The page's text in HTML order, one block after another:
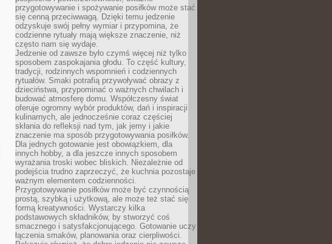
przygotowywanie i spożywanie posiłków może stać
się cenną przeciwwagą. Dzięki temu jedzenie
odzyskuje swój pełny wymiar i przypomina, że
codzienne rytuały mają większe znaczenie, niż
często nam się wydaje.
Jedzenie od zawsze było czymś więcej niż tylko
sposobem zaspokajania głodu. To część kultury,
tradycji, rodzinnych wspomnień i codziennych
rytuałów. Smaki potrafią przywoływać obrazy z
dzieciństwa, przypominać o ważnych chwilach i
budować atmosferę domu. Współczesny świat
oferuje ogromny wybór produktów, dań i inspiracji
kulinarnych, ale jednocześnie coraz częściej
skłania do refleksji nad tym, jak jemy i jakie
znaczenie ma sposób przygotowywania posiłków.
Dla jednych gotowanie jest obowiązkiem, dla
innych hobby, a dla jeszcze innych sposobem
wyrażania troski wobec bliskich. Niezależnie od
podejścia trudno zaprzeczyć, że kuchnia pozostaje
ważnym elementem codzienności.
Przygotowywanie posiłków może być czynnością
prostą, szybką i użytkową, ale może też stać się
formą kreatywności. Wystarczy kilka
podstawowych składników, by stworzyć coś
smacznego i satysfakcjonującego. Gotowanie uczy
łączenia smaków, planowania oraz cierpliwości.